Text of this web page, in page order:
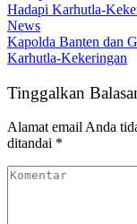
News
Kapolda Banten dan
Karhutla-Kekeringan
Tinggalkan
Alamat email Anda
ditandai *